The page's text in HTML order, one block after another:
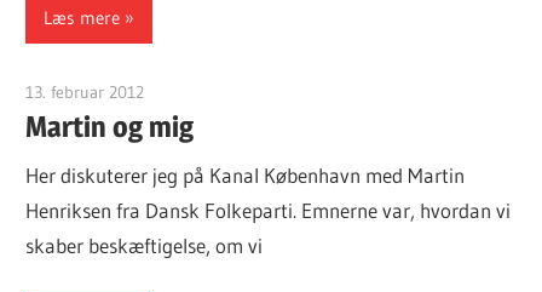
Læs mere
13. februar 2012
Martin og mig
Her diskuterer jeg på Kanal København med Martin
Henriksen fra Dansk Folkeparti. Emnerne var, hvordan vi
skaber beskæftigelse, om vi